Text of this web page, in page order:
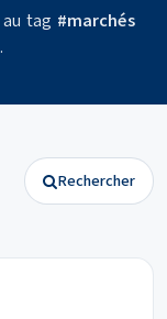
tag #marchés
Rechercher